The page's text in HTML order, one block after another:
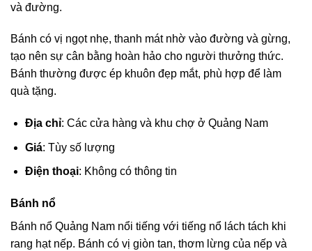
và đường.
Bánh có vị ngọt nhẹ, thanh mát nhờ vào đường và gừng,
tạo nên sự cân bằng hoàn hảo cho người thưởng thức.
Bánh thường được ép khuôn đẹp mắt, phù hợp để làm
quà tặng.
Địa chỉ: Các cửa hàng và khu chợ ở Quảng Nam
Giá: Tùy số lượng
Điện thoại: Không có thông tin
Bánh nổ
Bánh nổ Quảng Nam nổi tiếng với tiếng nổ lách tách khi
rang hạt nếp. Bánh có vị giòn tan, thơm lừng của nếp và